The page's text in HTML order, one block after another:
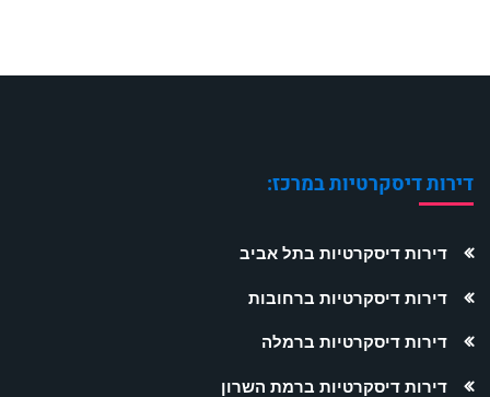
דירות דיסקרטיות במרכז:
דירות דיסקרטיות בתל אביב
דירות דיסקרטיות ברחובות
דירות דיסקרטיות ברמלה
דירות דיסקרטיות ברמת השרון